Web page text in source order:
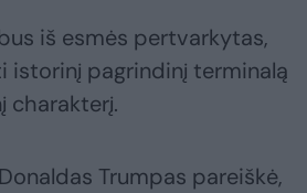
iš esmės pertvarkytas,
istorinį pagrindinį terminalą
charakterį.
Trumpas pareiškė,